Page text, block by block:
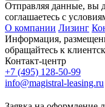
Отправляя данные, вы
соглашаетесь с
О компании Лизинг
Информация,
обращайтесь к
Контакт-центр
+7 (495) 128-50-99
info@magistral-leasing.ru